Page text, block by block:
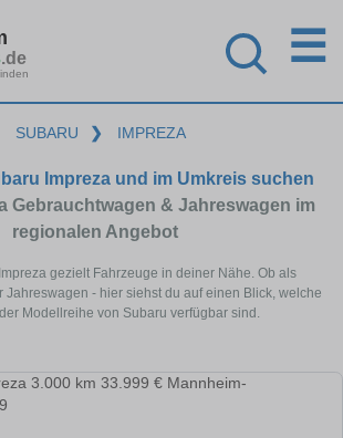
.de ☰
SUBARU ❯ IMPREZA
Impreza und im Umkreis suchen
Gebrauchtwagen & Jahreswagen im
regionalen Angebot
gezielt Fahrzeuge in deiner Nähe. Ob als
Jahreswagen - hier siehst du auf einen Blick, welche
Modellreihe von Subaru verfügbar sind.